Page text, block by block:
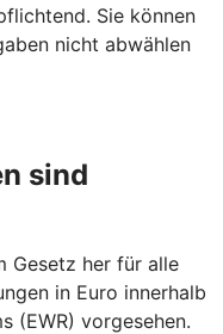
Sie können
nicht abwählen
sind
Gesetz her für alle
in Euro innerhalb
(EWR) vorgesehen.